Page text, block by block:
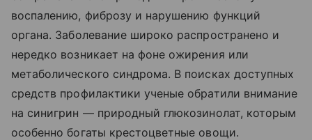
воспалению, фиброзу и нарушению функций
органа. Заболевание широко распространено и
нередко возникает на фоне ожирения или
метаболического синдрома. В поисках доступных
средств профилактики ученые обратили внимание
на синигрин — природный глюкозинолат, которым
особенно богаты крестоцветные овощи.